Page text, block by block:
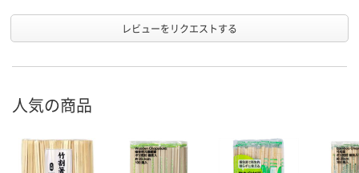
レビューをリクエストする
人気の商品